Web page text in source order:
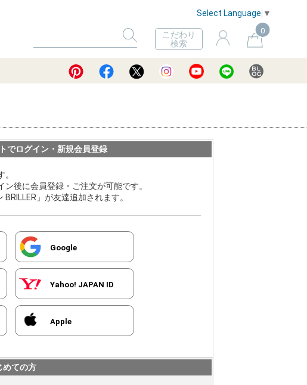
Select Language ▼
こだわり
検索
0
でログイン・新規会員登録
後に会員登録・ご注文が可能です。
」が友達追加されます。
Google
Yahoo! JAPAN ID
Apple
めての方